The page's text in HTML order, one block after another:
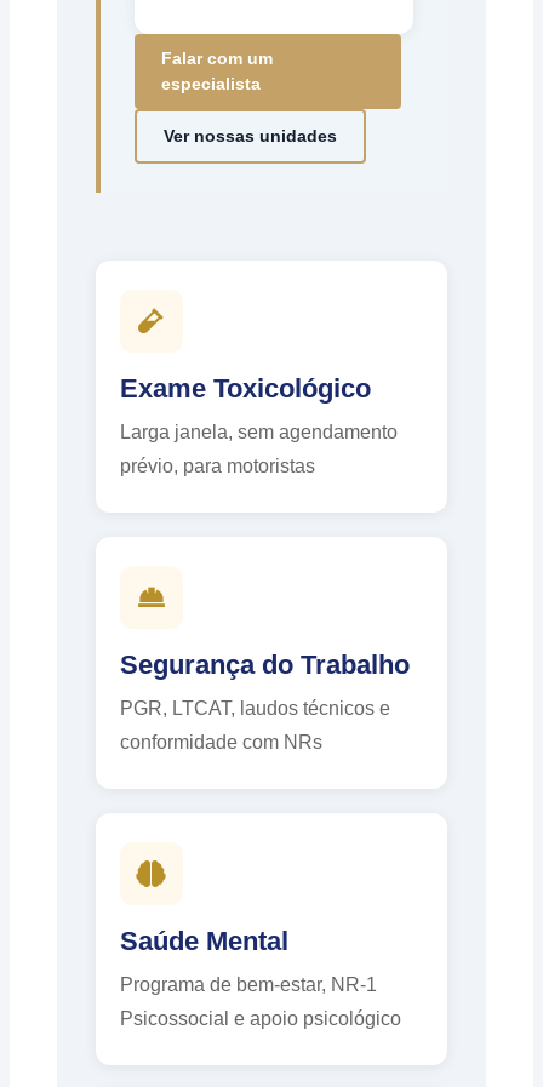
Falar com um
especialista
Ver nossas unidades
Exame Toxicológico
Larga janela, sem agendamento
prévio, para motoristas
Segurança do Trabalho
PGR, LTCAT, laudos técnicos e
conformidade com NRs
Saúde Mental
Programa de bem-estar, NR-1
Psicossocial e apoio psicológico